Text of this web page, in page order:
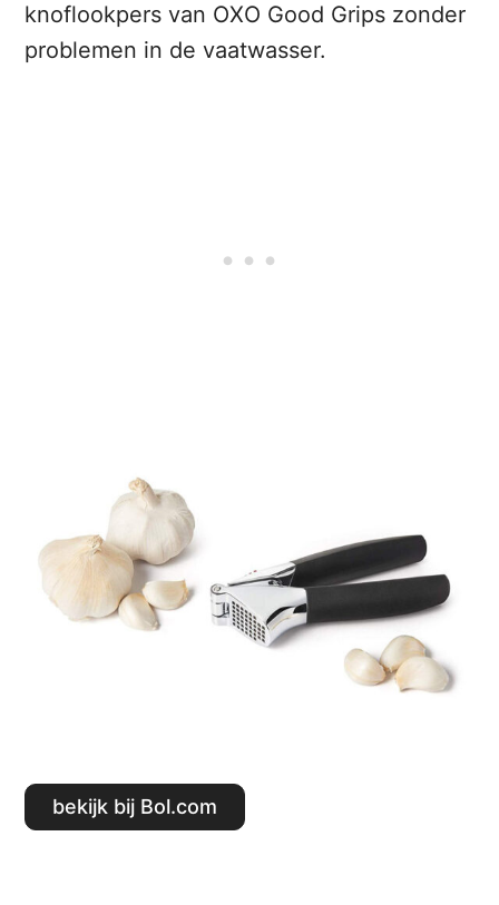
knoflookpers van OXO Good Grips zonder
problemen in de vaatwasser.
Bekijk bij Bol.com